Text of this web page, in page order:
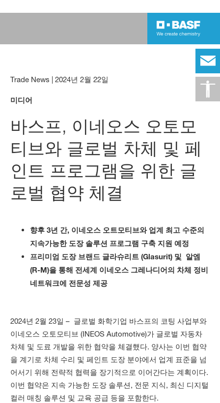
Trade News |2024년 2월 22일
미디어
바스프, 이네오스 오토모
티브와 글로벌 차체 및 페
인트 프로그램을 위한 글
로벌 협약 체결
향후 3년 간, 이네오스 오트모티브와 업계 최고 수준의
지속가능한 도장 솔루션 프로그램 구축 지원 예정
프리미엄 도장 브랜드 글라슈리트 (Glasurit) 및 알엠
(R-M)을 통해 전세계 이네오스 그레나디어의 차체 정비
네트워크에 전문성 제공
2024년 2월 23일 – 글로벌 화학기업 바스프의 코팅 사업부와
이네오스 오토모티브 (INEOS Automotive)가 글로벌 자동차
차체 및 도료 개발을 위한 협약을 체결했다. 양사는 이번 협약
을 계기로 차체 수리 및 페인트 도장 분야에서 업계 표준을 넘
어서기 위해 전략적 협력을 장기적으로 이어간다는 계획이다.
이번 협약은 지속 가능한 도장 솔루션, 전문 지식, 최신 디지털
컬러 매칭 솔루션 및 교육 공급 등을 포함한다.